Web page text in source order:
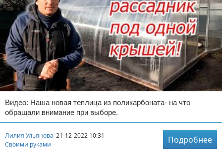
Видео: Наша новая теплица из поликарбоната- на что
обращали внимание при выборе.
Лилия Ульянова 21-12-2022 10:31
Своими руками
Подробнее